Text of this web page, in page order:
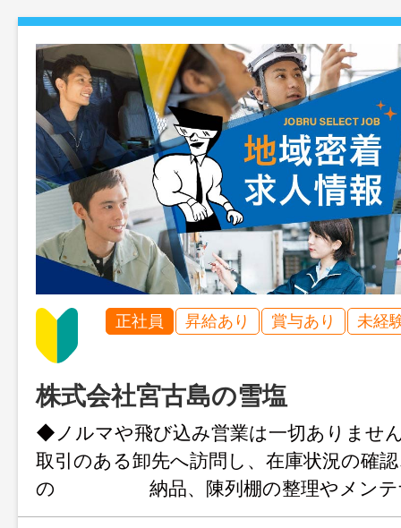
正社員 昇給あり 賞与あり 未経
株式会社宮古島の雪塩
◆ノルマや飛び込み営業は一切ありま
取引のある卸先へ訪問し、在庫状況の確
の 納品、陳列棚の整理やメンテ
ど、 取引先の方とのコミュニケーシ